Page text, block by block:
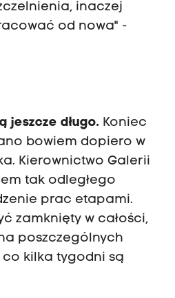
inaczej
od nowa" -
jeszcze długo.Koniec
bowiem dopiero w
Kierownictwo Galerii
tak odległego
prac etapami.
zamknięty w całości,
poszczególnych
kilka tygodni są